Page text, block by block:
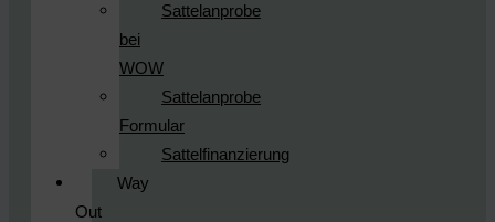
Sattelanprobe
bei
WOW
Sattelanprobe
Formular
Sattelfinanzierung
Way
Out